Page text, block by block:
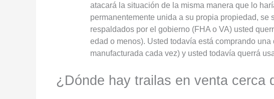
atacará la situación de la misma manera que lo
permanentemente unida a su propia propiedad,
respaldados por el gobierno (FHA o VA) usted
edad o menos). Usted todavía está comprando
manufacturada cada vez) y usted todavía querrá
¿Dónde hay trailas en venta cerca